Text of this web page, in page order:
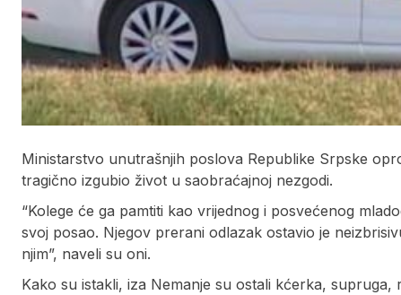
Ministarstvo unutrašnjih poslova Republike Srpske
tragično izgubio život u saobraćajnoj nezgodi.
“Kolege će ga pamtiti kao vrijednog i posvećenog
svoj posao. Njegov prerani odlazak ostavio je
njim”, naveli su oni.
Kako su istakli, iza Nemanje su ostali kćerka, supruga,